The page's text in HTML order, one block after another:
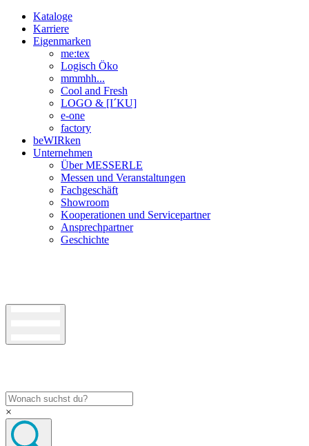
Kataloge
Karriere
Eigenmarken
me:tex
Logisch Öko
mmmhh...
Cool and Fresh
LOGO & [I´KU]
e-one
factory
beWIRken
Unternehmen
Über MESSERLE
Messen und Veranstaltungen
Fachgeschäft
Showroom
Kooperationen und Servicepartner
Ansprechpartner
Geschichte
×